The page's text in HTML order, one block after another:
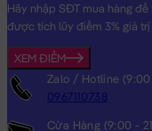
Hãy nhập SĐT mua hàng
được tích lũy điểm 3% giá
XEM ĐIỂM
Zalo / Hotline (9:00
0967110738
Cửa Hàng (9:00 -